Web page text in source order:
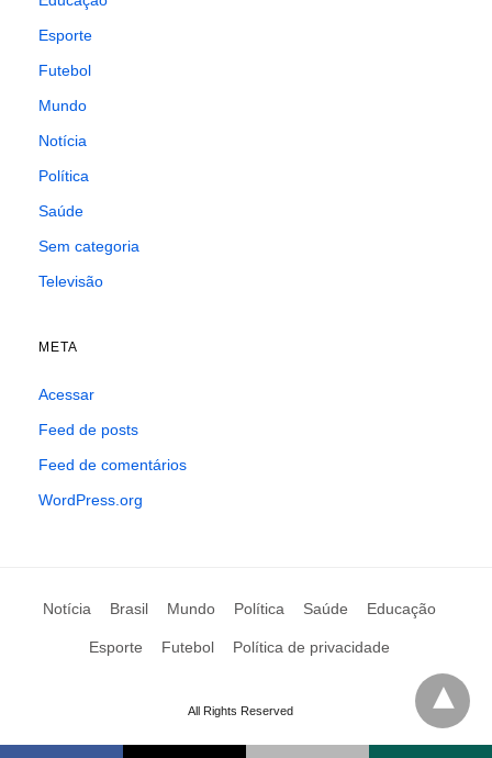
Esporte
Futebol
Mundo
Notícia
Política
Saúde
Sem categoria
Televisão
META
Acessar
Feed de posts
Feed de comentários
WordPress.org
Notícia Brasil Mundo Política Saúde Educação
Esporte Futebol Política de privacidade
All Rights Reserved